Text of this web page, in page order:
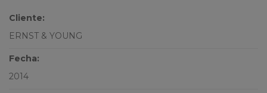
Cliente:
ERNST & YOUNG
Fecha:
2014